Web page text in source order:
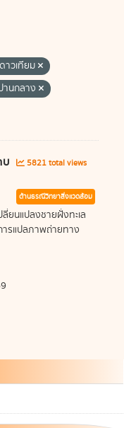
วเทียม
านกลาง
5821 total views
ด้านธรณีวิทยาสิ่งแวดล้อม
ยนแปลงชายฝั่งทะเล
ารแปลภาพถ่ายทาง